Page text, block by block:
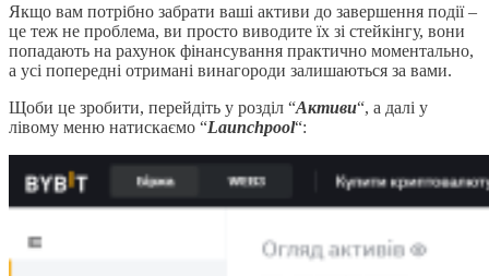
Якщо вам потрібно забрати ваші активи до завершення події –
це теж не проблема, ви просто виводите їх зі стейкінгу, вони
попадають на рахунок фінансування практично моментально,
а усі попередні отримані винагороди залишаються за вами.
Щоби це зробити, перейдіть у розділ “Активи“, а далі у
лівому меню натискаємо “Launchpool“: